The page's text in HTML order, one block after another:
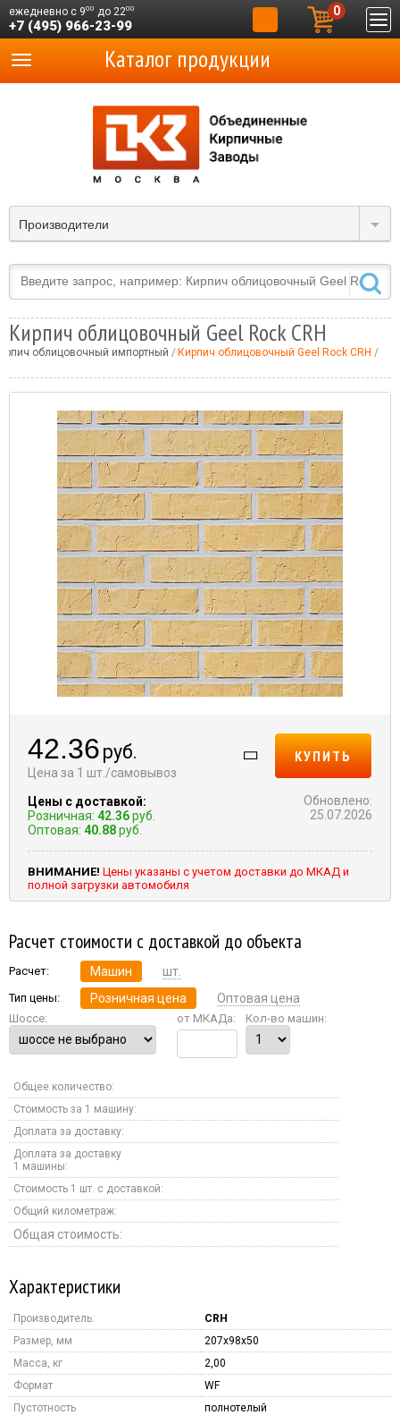
ежедневно с 900 до 2200
+7 (495) 966-23-99
0
Производители
Каталог продукции
Кирпич облицовочный Geel Rock CRH
облицовочный импортный Кирпич облицовочный Geel Rock CRH
42.36 руб.
Цена за 1 шт./самовывоз
Цены с доставкой:
Розничная: 42.36руб.
Оптовая: 40.88руб.
КУПИТЬ
Обновлено:
25.07.2026
ВНИМАНИЕ! Цены указаны с учетом доставки до МКАД и
полной загрузки автомобиля
Расчет стоимости с доставкой до объекта
Расчет: Машин шт.
Тип цены: Розничная цена Оптовая цена
Шоссе: от МКАДа: Кол-во машин:
Общее количество:
Стоимость за 1 машину:
Доплата за доставку:
Доплата за доставку
1 машины:
Стоимость 1 шт. с доставкой:
Общий километраж:
Общая стоимость:
Характеристики
Производитель:
CRH
Размер, мм
207x98x50
Масса, кг
2,00
Формат
WF
Пустотность
полнотелый